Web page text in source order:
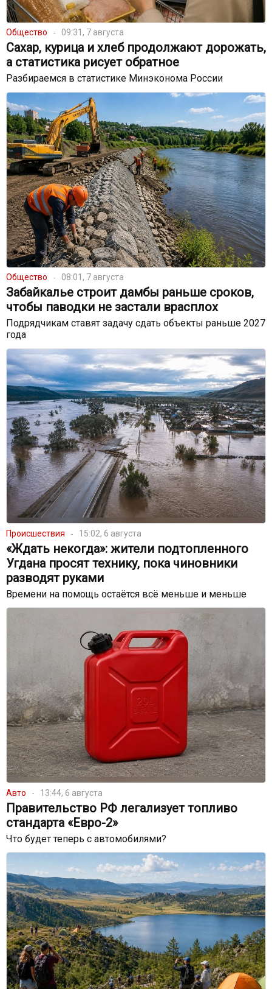
Общество 09:31, 7 августа
Сахар, курица и хлеб продолжают дорожать,
а статистика рисует обратное
Разбираемся в статистике Минэконома России
Общество 08:01, 7 августа
Забайкалье строит дамбы раньше сроков,
чтобы паводки не застали врасплох
Подрядчикам ставят задачу сдать объекты раньше 2027
года
Происшествия 15:02, 6 августа
«Ждать некогда»: жители подтопленного
Угдана просят технику, пока чиновники
разводят руками
Времени на помощь остаётся всё меньше и меньше
Авто 13:44, 6 августа
Правительство РФ легализует топливо
стандарта «Евро-2»
Что будет теперь с автомобилями?